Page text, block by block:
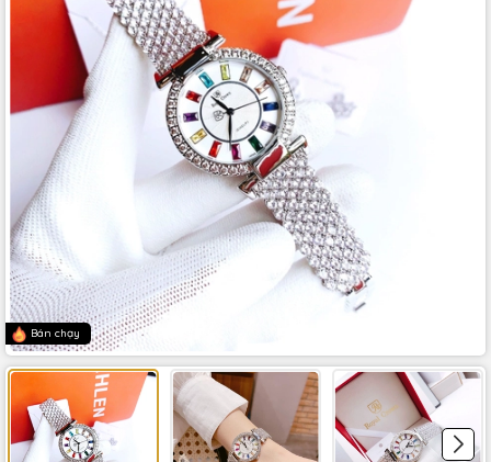
Bán chạy